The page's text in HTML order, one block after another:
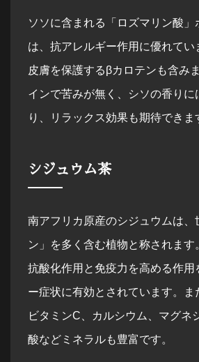
ソソに含まれる「ロズマリン酸」
は、抗アレルギー作用に優れてい
皮膚を保護するβカロテンも含み
インで苦みが無く、シソの香りに
り、リラックス効果も期待できま
シジュウム茶
南アフリカ原産のシジュウムは、
ン」を多く含む植物と称されます
抗酸化作用と免疫力を高める作用
ー症状に有効とされています。ま
ビタミンC、カルシウム、マグネ
酸などミネラルも豊富です。